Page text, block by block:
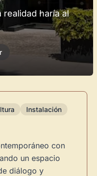
realidad haría al
Instalación
con
un espacio
diálogo y